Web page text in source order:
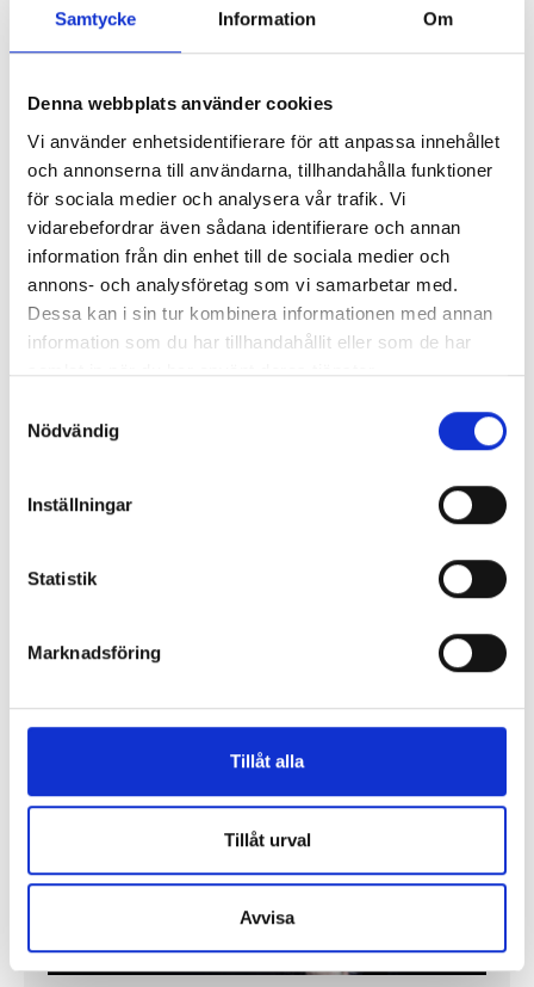
Samtycke Information Om
Denna webbplats använder cookies
Vi använder enhetsidentifierare för att anpassa innehållet
och annonserna till användarna, tillhandahålla funktioner
för sociala medier och analysera vår trafik. Vi
vidarebefordrar även sådana identifierare och annan
information från din enhet till de sociala medier och
annons- och analysföretag som vi samarbetar med.
Dessa kan i sin tur kombinera informationen med annan
information som du har tillhandahållit eller som de har
samlat in när du har använt deras tjänster.
Nödvändig
Inställningar
Statistik
Marknadsföring
Tillåt alla
Tillåt urval
Avvisa
Så mycket tjänar mediecheferna
Så mycket tjänar 260 mediechefer
chefredaktörerna
REPORTAGE